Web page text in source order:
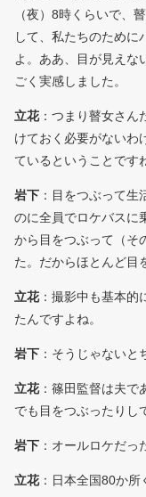
（夜）8時くらいで、
して、私たちのために
よ。ああ、目が見えな
ごく実感しました。
立花：つまり瞽女さん
けておく必要がないわ
ているということです
岩下 ：目をつぶって生
のに全員でロケバスに
から目をつぶって（そ
た。だからほとんど目
立花：撮影中も基本的
たんですよね。
岩下 ：そうじゃないと
立花：篠田監督は夫で
でも目をつぶったりし
岩下 ：オールロケだっ
立花：日本全国80か所